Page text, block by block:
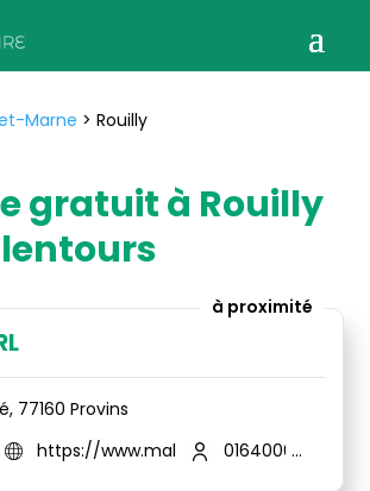
Marne >Rouilly
à proximité
77160 Provins
https://www.mallet-casse-auto.com/
0164000663